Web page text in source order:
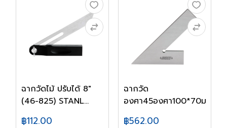
ฉากวัดไม้ ปรับได้ 8"
(46-825) STANL...
฿112.00
ฉากวัด
องศา45องศา100*70มม
฿562.00